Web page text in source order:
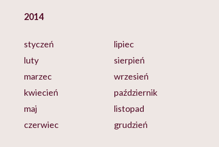
2014
styczeń
luty
marzec
kwiecień
maj
czerwiec
lipiec
sierpień
wrzesień
październik
listopad
grudzień